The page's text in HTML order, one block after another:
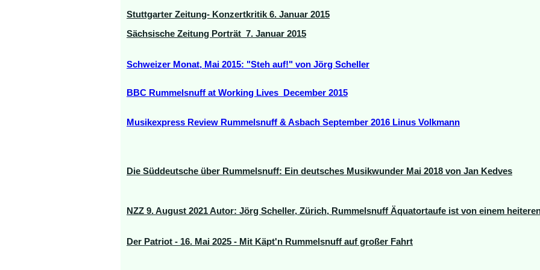
Stuttgarter Zeitung- Konzertkritik 6. Januar 2015
Sächsische Zeitung Porträt 7. Januar 2015
Schweizer Monat, Mai 2015: "Steh auf!" von Jörg Scheller
BBC Rummelsnuff at Working Lives December 2015
Musikexpress Review Rummelsnuff & Asbach September 2016 Linus Volkmann
Die Süddeutsche über Rummelsnuff: Ein deutsches Musikwunder Mai 2018 von Jan Kedves
NZZ 9. August 2021 Autor: Jörg Scheller, Zürich, Rummelsnuff Äquatortaufe ist von einem
Der Patriot - 16. Mai 2025 - Mit Käpt'n Rummelsnuff auf großer Fahrt